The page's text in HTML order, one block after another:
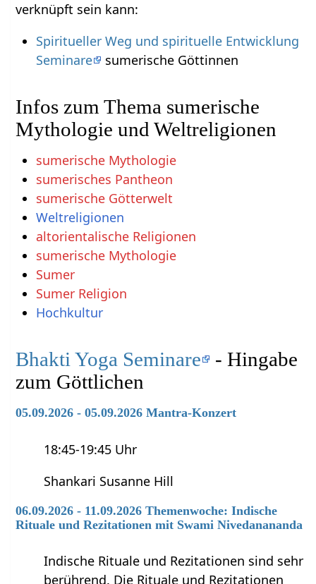
verknüpft sein kann:
Spiritueller Weg und spirituelle Entwicklung
Seminare
sumerische Göttinnen
Infos zum Thema sumerische
Mythologie und Weltreligionen
sumerische Mythologie
sumerisches Pantheon
sumerische Götterwelt
Weltreligionen
altorientalische Religionen
sumerische Mythologie
Sumer
Sumer Religion
Hochkultur
Bhakti Yoga Seminare
- Hingabe
zum Göttlichen
05.09.2026 - 05.09.2026 Mantra-Konzert
18:45-19:45 Uhr
Shankari Susanne Hill
06.09.2026 - 11.09.2026 Themenwoche: Indische
Rituale und Rezitationen mit Swami Nivedanananda
Indische Rituale und Rezitationen sind sehr
berührend. Die Rituale und Rezitationen